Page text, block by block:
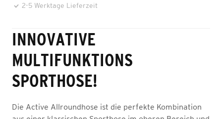
2-5 Werktage Lieferzeit
INNOVATIVE
MULTIFUNKTIONS
SPORTHOSE!
Die Active Allroundhose ist die perfekte Kombination